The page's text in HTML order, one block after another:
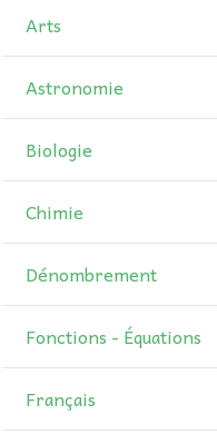
Arts
Astronomie
Biologie
Chimie
Dénombrement
Fonctions - Équations
Français